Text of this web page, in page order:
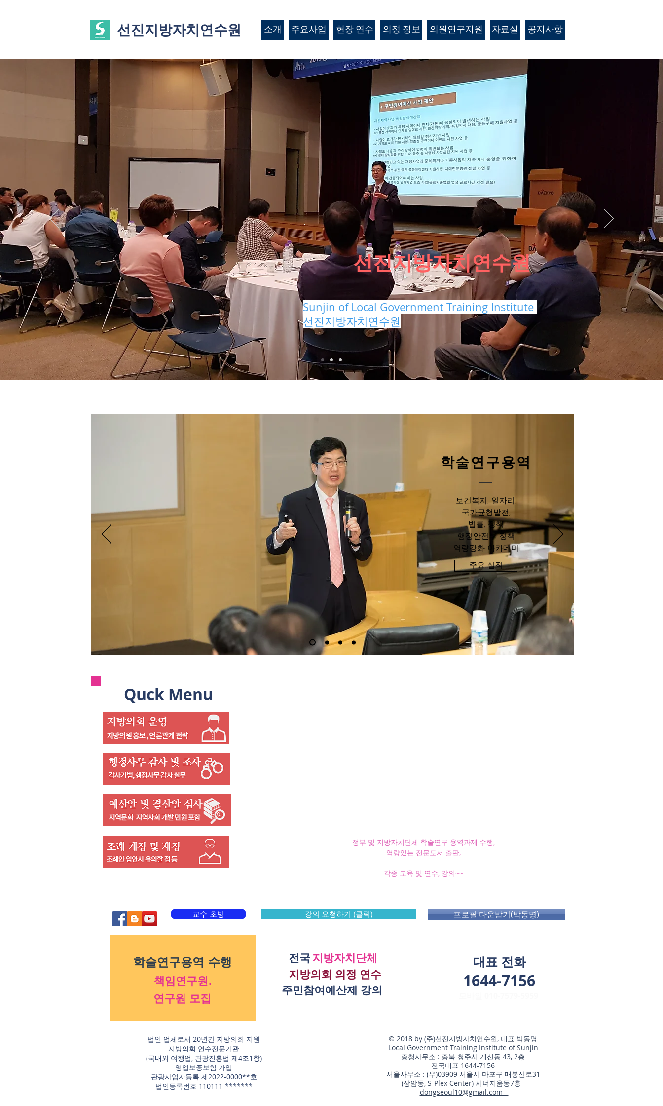
선진지방자치연수원 소개 주요사업 현장 연수 의정 정보 의원연구지원 자료실 공지사항
​선진지방자치연수원
Sunjin of Local Government Training Institute
​선진지방자치연수원
학술연구용역
보건복지, 일자리,
국가균형발전,
법률, 정책
행정안전부 정책
​역량강화 아카데미
주요 실적
Quck Menu
정부 및 지방자치단체 학술연구 용역과제 수행,
역량있는 전문도서 출판,
​각종 교육 및 연수, 강의~~
교수 초빙
학술연구용역 수행
​책임연구원,
연구원 모집
Why We're Great >
강의 요청하기 (클릭)
전국지방자치단체
지방의회 의정 연수
주민참여예산제 강의
프로필 다운받기(박동명)
대표 전화
1644-7156​
법인 업체로서 20년간 지방의회 지원
지방의회 연수전문기관
​(국내외 여행업, 관광진흥법 제4조1항)
영업보증보험 가입
관광사업자등록 제2022-0000**호
​법인등록번호 110111-*******
© 2018 by (주)선진지방자치연수원, 대표 박동명
Local Government Training Institute of Sunjin
​충청사무소 : 충북 청주시 개신동 43, 2층
​전국대표 1644-7156
서울사무소 : (우)03909 서울시 마포구 매봉산로31
(상암동, S-Plex Center) 시너지움동7층
dongseoul10@gmail.com